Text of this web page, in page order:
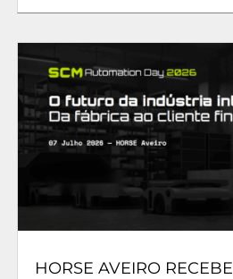
HORSE AVEIRO RECEBE